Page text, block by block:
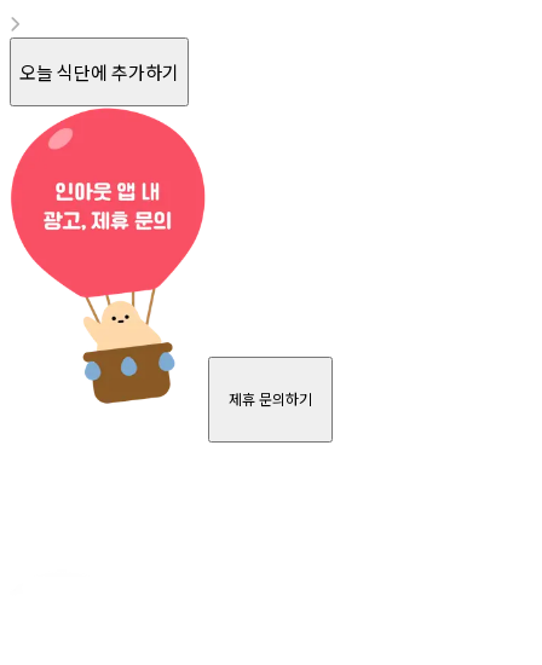
오늘 식단에 추가하기
제휴 문의하기